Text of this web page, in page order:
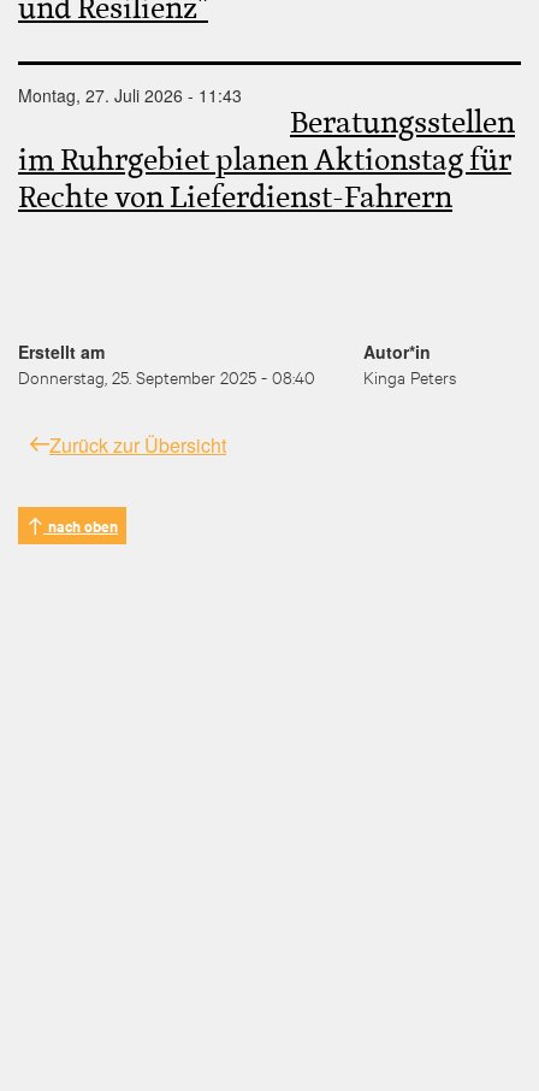
und Resilienz"
Montag, 27. Juli 2026 - 11:43
Beratungsstellen
im Ruhrgebiet planen Aktionstag für
Rechte von Lieferdienst-Fahrern
Erstellt am
Donnerstag, 25. September 2025 - 08:40
Autor*in
Kinga Peters
Zurück zur Übersicht
nach oben